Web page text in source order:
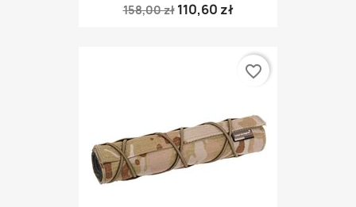
158,00 zł 110,60 zł
favorite_border